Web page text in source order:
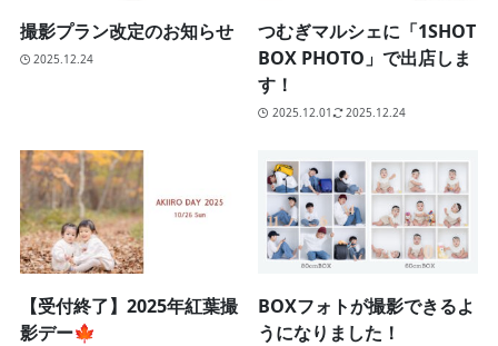
撮影プラン改定のお知らせ
2025.12.24
つむぎマルシェに「1SHOT
BOX PHOTO」で出店しま
す！
2025.12.01 2025.12.24
【受付終了】2025年紅葉撮
影デー🍁
BOXフォトが撮影できるよ
うになりました！